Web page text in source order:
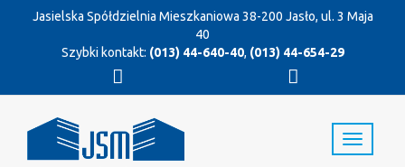
Jasielska Spółdzielnia Mieszkaniowa 38-200 Jasło, ul. 3 Maja
40
Szybki kontakt: (013) 44-640-40, (013) 44-654-29
T
o